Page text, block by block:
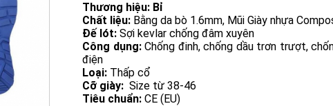
Thương hiệu: Bỉ
Chất liệu: Bằng da bò 1.6mm, Mũi Giày nhựa
Đế lót: Sợi kevlar chống đâm xuyên
Công dụng:Chống đinh, chống dầu trơn trượt,
điện
Loại: Thấp cổ
Cỡ giày: Size từ 38-46
Tiêu chuẩn: CE (EU)